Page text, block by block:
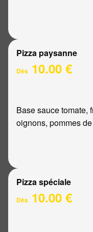
Pizza paysanne
Dès 10.00 €
Base sauce tomate,
oignons, pommes
Pizza spéciale
Dès 10.00 €